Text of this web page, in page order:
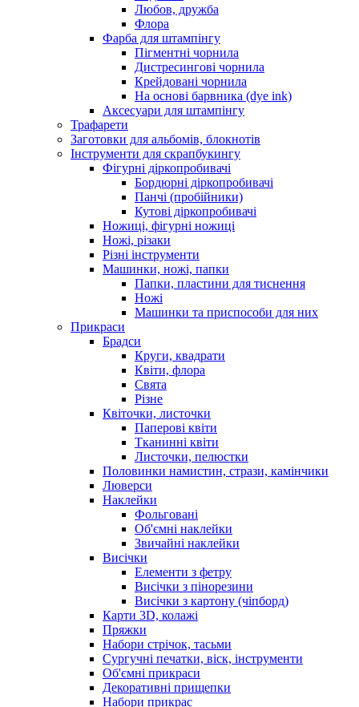
Любов, дружба
Флора
Фарба для штампінгу
Пігментні чорнила
Дистресингові чорнила
Крейдовані чорнила
На основі барвника (dye ink)
Аксесуари для штампінгу
Трафарети
Заготовки для альбомів, блокнотів
Інструменти для скрапбукингу
Фігурні діркопробивачі
Бордюрні діркопробивачі
Панчі (пробійники)
Кутові діркопробивачі
Ножиці, фігурні ножиці
Ножі, різаки
Різні інструменти
Машинки, ножі, папки
Папки, пластини для тиснення
Ножі
Машинки та приспособи для них
Прикраси
Брадси
Круги, квадрати
Квіти, флора
Свята
Різне
Квіточки, листочки
Паперові квіти
Тканинні квіти
Листочки, пелюстки
Половинки намистин, стрази, камінчики
Люверси
Наклейки
Фольговані
Об'ємні наклейки
Звичайні наклейки
Висічки
Елементи з фетру
Висічки з пінорезини
Висічки з картону (чіпборд)
Карти 3D, колажі
Пряжки
Набори стрічок, тасьми
Сургучні печатки, віск, інструменти
Об'ємні прикраси
Декоративні прищепки
Набори прикрас